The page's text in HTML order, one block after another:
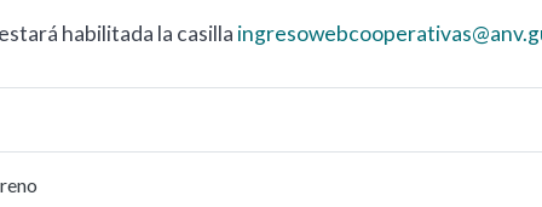
habilitada la casilla